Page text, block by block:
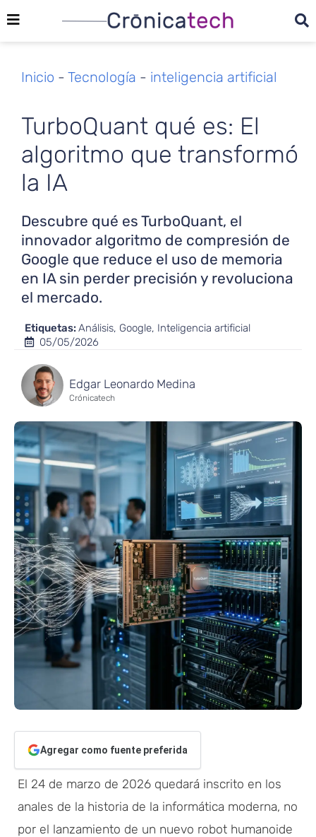
Inicio - Tecnología - inteligencia artificial
TurboQuant qué es: El
algoritmo que transformó
la IA
Descubre qué es TurboQuant, el
innovador algoritmo de compresión de
Google que reduce el uso de memoria
en IA sin perder precisión y revoluciona
el mercado.
Etiquetas:Análisis, Google, Inteligencia artificial
05/05/2026
Edgar Leonardo Medina
Crónicatech
Agregar como fuente preferida
El 24 de marzo de 2026 quedará inscrito en los
anales de la historia de la informática moderna, no
por el lanzamiento de un nuevo robot humanoide